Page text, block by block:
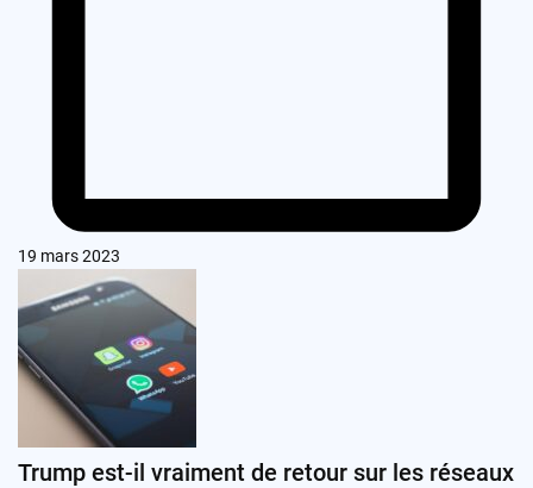
19 mars 2023
Trump est-il vraiment de retour sur les réseaux